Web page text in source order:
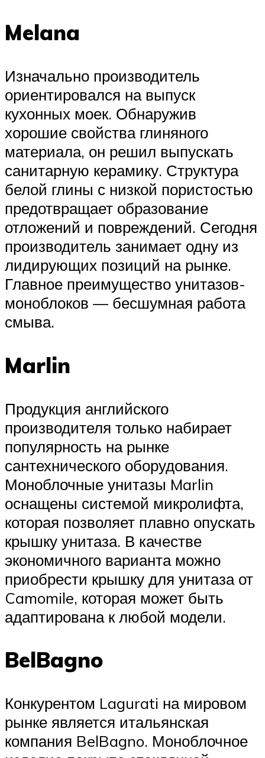
Melana
Изначально производитель
ориентировался на выпуск
кухонных моек. Обнаружив
хорошие свойства глиняного
материала, он решил выпускать
санитарную керамику. Структура
белой глины с низкой пористостью
предотвращает образование
отложений и повреждений. Сегодня
производитель занимает одну из
лидирующих позиций на рынке.
Главное преимущество унитазов-
моноблоков — бесшумная работа
смыва.
Marlin
Продукция английского
производителя только набирает
популярность на рынке
сантехнического оборудования.
Моноблочные унитазы Marlin
оснащены системой микролифта,
которая позволяет плавно опускать
крышку унитаза. В качестве
экономичного варианта можно
приобрести крышку для унитаза от
Camomile, которая может быть
адаптирована к любой модели.
BelBagno
Конкурентом Lagurati на мировом
рынке является итальянская
компания BelBagno. Моноблочное